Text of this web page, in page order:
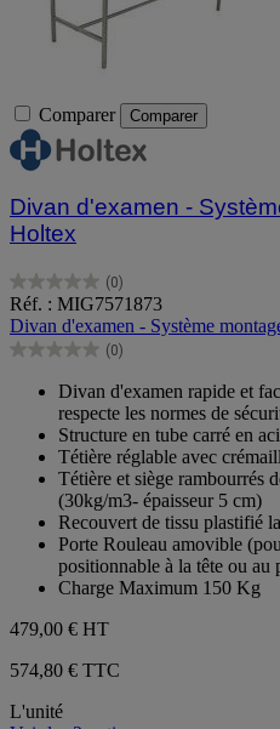
Comparer Comparer
Divan d'examen -
Holtex
(0)
0.0
sur
5
étoiles.
Réf. : MIG7571873
Divan d'examen - Système
(0)
0.0
étoiles.
Divan d'examen rapide et
respecte les normes de
Structure en tube carré en
Tétière réglable avec
Tétière et siège rambourrés
(30kg/m3- épaisseur 5 cm)
Recouvert de tissu plastifié
Porte Rouleau amovible
positionnable à la tête ou au
Charge Maximum 150 Kg
479,00 € HT
574,80 € TTC
L'unité